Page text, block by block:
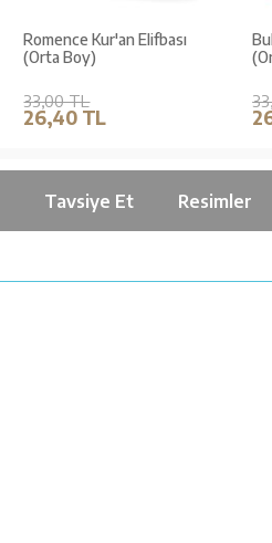
Romence Kur'an Elifbası
(Orta Boy)
33,00 TL
26,40 TL
Tavsiye Et Resimler